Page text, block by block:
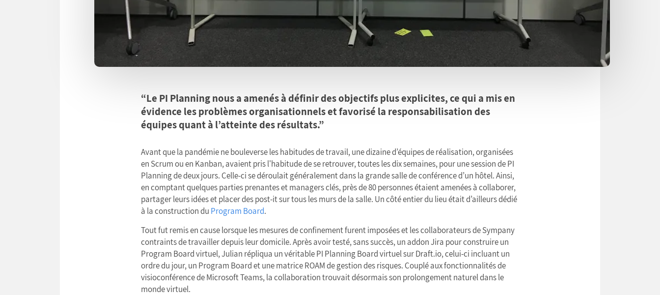
“Le PI Planning nous a amenés à définir des objectifs plus explicites, ce qui a mis en
évidence les problèmes organisationnels et favorisé la responsabilisation des
équipes quant à l’atteinte des résultats.”
Avant que la pandémie ne bouleverse les habitudes de travail, une dizaine d’équipes de réalisation, organisées
en Scrum ou en Kanban, avaient pris l'habitude de se retrouver, toutes les dix semaines, pour une session de PI
Planning de deux jours. Celle-ci se déroulait généralement dans la grande salle de conférence d’un hôtel. Ainsi,
en comptant quelques parties prenantes et managers clés, près de 80 personnes étaient amenées à collaborer,
partager leurs idées et placer des post-it sur tous les murs de la salle. Un côté entier du lieu était d’ailleurs dédié
à la construction du Program Board.
Tout fut remis en cause lorsque les mesures de confinement furent imposées et les collaborateurs de Sympany
contraints de travailler depuis leur domicile. Après avoir testé, sans succès, un addon Jira pour construire un
Program Board virtuel, Julian répliqua un véritable PI Planning Board virtuel sur Draft.io, celui-ci incluant un
ordre du jour, un Program Board et une matrice ROAM de gestion des risques. Couplé aux fonctionnalités de
visioconférence de Microsoft Teams, la collaboration trouvait désormais son prolongement naturel dans le
monde virtuel.